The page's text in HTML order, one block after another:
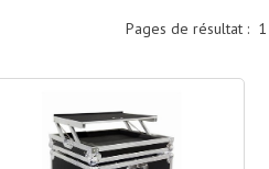
Pages de résultat : 1